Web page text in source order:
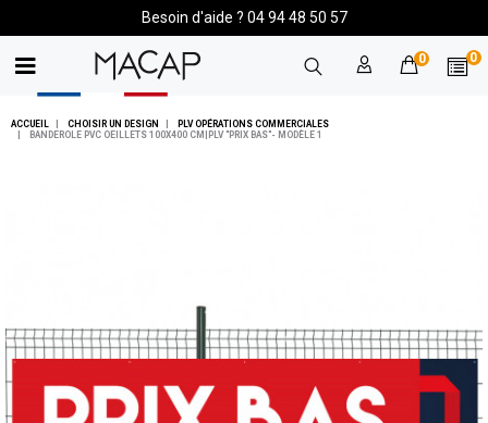
Besoin d'aide ? 04 94 48 50 57
0 0
ACCUEIL CHOISIR UN DESIGN
PLV OPÉRATIONS COMMERCIALES
BANDEROLE PVC OEILLETS 100X400 CM|PLV "PRIX BAS"- MODÈLE 1